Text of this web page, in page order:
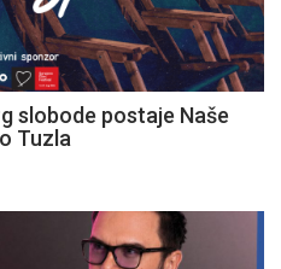
slobode postaje Naše
Tuzla